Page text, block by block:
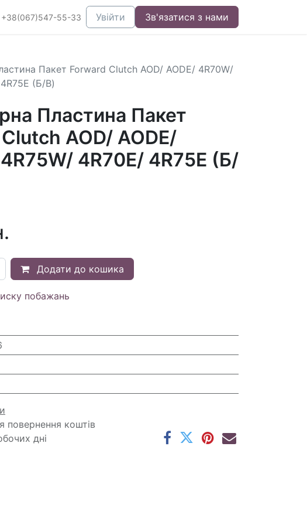
+38(067)547-55-33 Увійти Зв'язатися з нами
Пакет Forward Clutch AOD/ AODE/ 4R70W/
(Б/В)
Пластина Пакет
AOD/ AODE/
4R70E/ 4R75E (Б/
Додати до кошика
побажань
повернення коштів
дні